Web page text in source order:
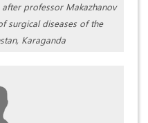
professor Makazhanov
surgical diseases of the
Karaganda